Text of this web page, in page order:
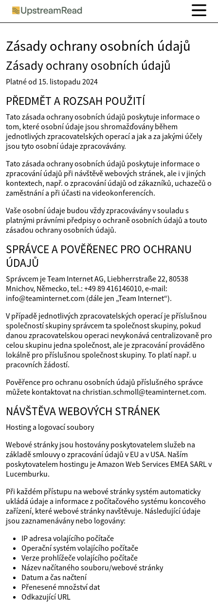
Zásady ochrany osobních údajů
Zásady ochrany osobních údajů
Platné od 15. listopadu 2024
PŘEDMĚT A ROZSAH POUŽITÍ
Tato zásada ochrany osobních údajů poskytuje informace o
tom, které osobní údaje jsou shromažďovány během
jednotlivých zpracovatelských operací a jak a za jakými účely
jsou tyto osobní údaje zpracovávány.
Tato zásada ochrany osobních údajů poskytuje informace o
zpracování údajů při návštěvě webových stránek, ale i v jiných
kontextech, např. o zpracování údajů od zákazníků, uchazečů o
zaměstnání a při účasti na videokonferencích.
Vaše osobní údaje budou vždy zpracovávány v souladu s
platnými právními předpisy o ochraně osobních údajů a touto
zásadou ochrany osobních údajů.
SPRÁVCE A POVĚŘENEC PRO OCHRANU
ÚDAJŮ
Správcem je Team Internet AG, Liebherrstraße 22, 80538
Mnichov, Německo, tel.: +49 89 416146010, e‑mail:
info@teaminternet.com (dále jen „Team Internet“).
V případě jednotlivých zpracovatelských operací je příslušnou
společností skupiny správcem ta společnost skupiny, pokud
danou zpracovatelskou operaci nevykonává centralizovaně pro
celou skupinu jedna společnost, ale je zpracování prováděno
lokálně pro příslušnou společnost skupiny. To platí např. u
pracovních žádostí.
Pověřence pro ochranu osobních údajů příslušného správce
můžete kontaktovat na christian.schmoll@teaminternet.com.
NÁVŠTĚVA WEBOVÝCH STRÁNEK
Hosting a logovací soubory
Webové stránky jsou hostovány poskytovatelem služeb na
základě smlouvy o zpracování údajů v EU a v USA. Naším
poskytovatelem hostingu je Amazon Web Services EMEA SARL v
Lucemburku.
Při každém přístupu na webové stránky systém automaticky
ukládá údaje a informace z počítačového systému koncového
zařízení, které webové stránky navštěvuje. Následující údaje
jsou zaznamenávány nebo logovány:
IP adresa volajícího počítače
Operační systém volajícího počítače
Verze prohlížeče volajícího počítače
Název načítaného souboru/webové stránky
Datum a čas načtení
Přenesené množství dat
Odkazující URL